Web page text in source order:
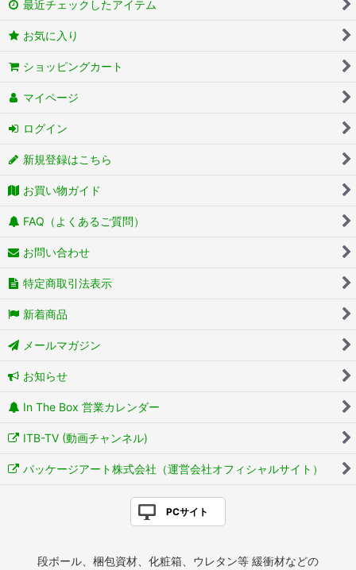
最近チェックしたアイテム
お気に入り
ショッピングカート
マイページ
ログイン
新規登録はこちら
お買い物ガイド
FAQ（よくあるご質問）
お問い合わせ
特定商取引法表示
新着商品
メールマガジン
お知らせ
In The Box 営業カレンダー
ITB-TV (動画チャンネル)
パッケージアート株式会社（運営会社オフィシャルサイト）
PCサイト
段ボール、梱包資材、化粧箱、ウレタン等 緩衝材などの